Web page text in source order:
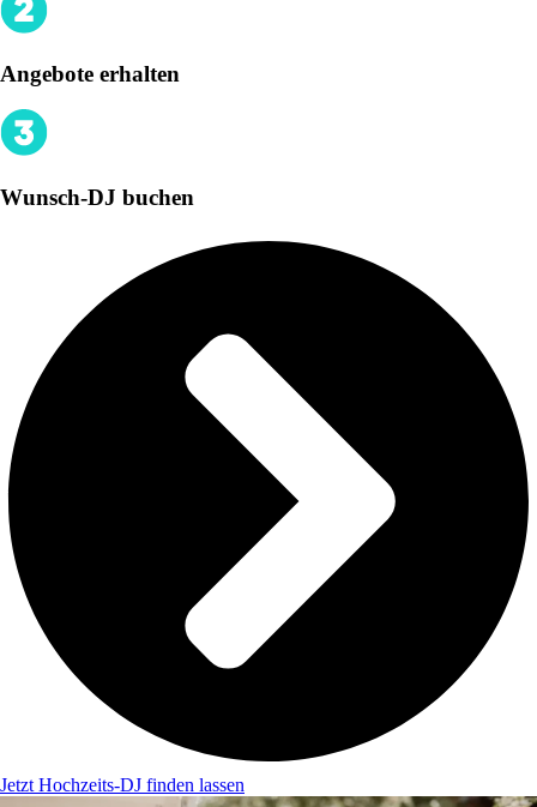
Angebote erhalten
Wunsch-DJ buchen
Jetzt Hochzeits-DJ finden lassen